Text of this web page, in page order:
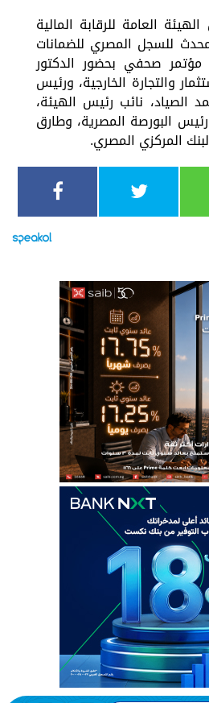
العامة للرقابة المالية
للسجل المصري للضمانات
مؤتمر صحفي بحضور الدكتور
والتجارة الخارجية، ورئيس
الصياد، نائب رئيس الهيئة،
البورصة المصرية، وطارق
المركزي المصري.